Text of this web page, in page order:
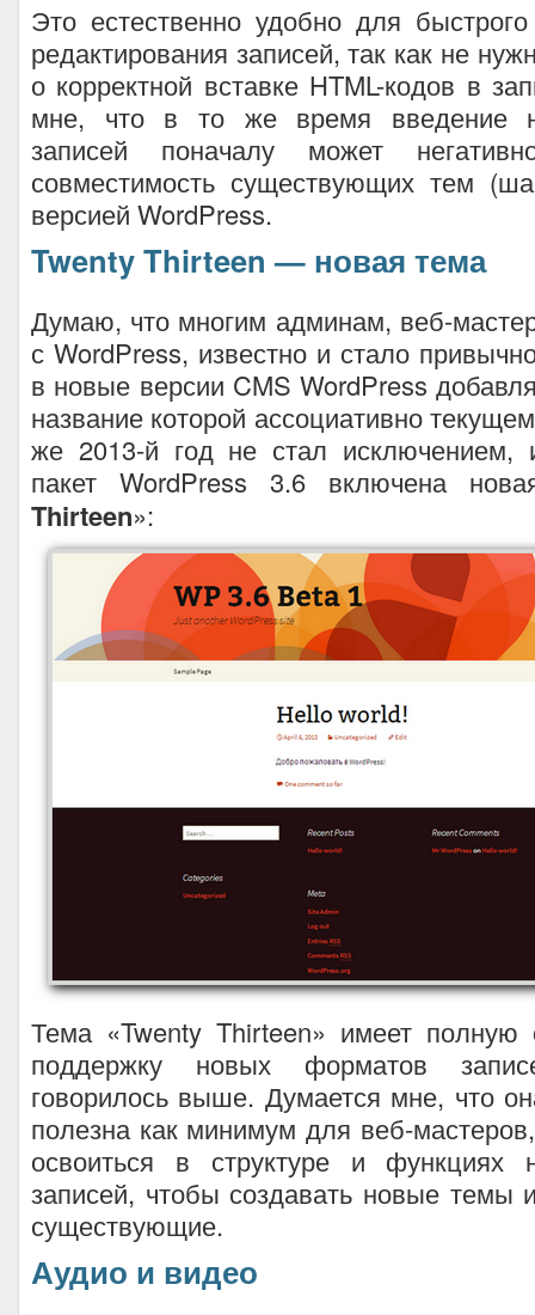
Это естественно удобно для
редактирования записей, так как не
о корректной вставке HTML-кодов в
мне, что в то же время введение
записей поначалу может
совместимость существующих тем
версией WordPress.
Twenty Thirteen — новая тема
Думаю, что многим админам, веб-
с WordPress, известно и стало
в новые версии CMS WordPress
название которой ассоциативно
же 2013-й год не стал исключением,
пакет WordPress 3.6 включена
Thirteen»:
Тема «Twenty Thirteen» имеет полную
поддержку новых форматов
говорилось выше. Думается мне, что
полезна как минимум для веб-
освоиться в структуре и функциях
записей, чтобы создавать новые темы
существующие.
Аудио и видео